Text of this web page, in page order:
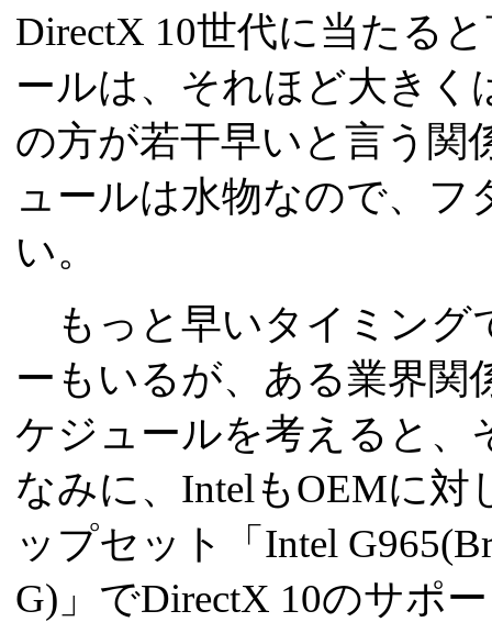
DirectX 10世代に当たる
ールは、それほど大き
の方が若干早いと言う関
ュールは水物なので、
い。
もっと早いタイミング
ーもいるが、ある業界関
ケジュールを考えると、
なみに、IntelもOEMに対
ップセット「Intel
G)」でDirectX 10のサポ